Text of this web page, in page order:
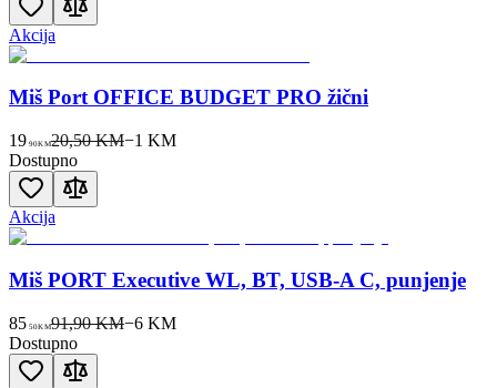
Akcija
Miš Port OFFICE BUDGET PRO žični
19 90KM20,50 KM−1 KM
Dostupno
Akcija
Miš PORT Executive WL, BT, USB-A C, punjenje
85 50KM91,90 KM−6KM
Dostupno